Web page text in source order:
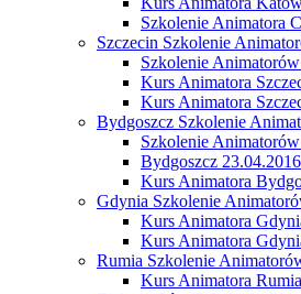
Szkolenie Animatora
Szczecin Szkolenie
Szkolenie
Kurs Animatora
Kurs Animatora
Bydgoszcz Szkolenie
Szkolenie
Bydgoszcz
Kurs Animatora
Gdynia Szkolenie
Kurs Animatora
Kurs Animatora
Rumia Szkolenie
Kurs Animatora